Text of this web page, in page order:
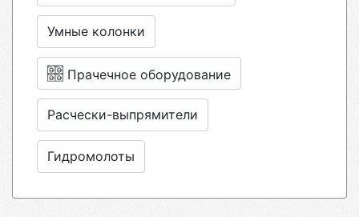
Умные колонки
Прачечное оборудование
Расчески-выпрямители
Гидромолоты